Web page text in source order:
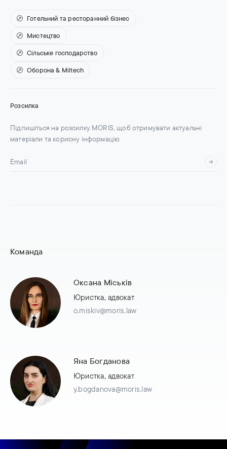
Готельний та ресторанний бізнес
Мистецтво
Сільське господарство
Оборона & Miltech
Розсилка
Підпишіться на розсилку MORIS, щоб отримувати актуальні
матеріали та корисну інформацію
Команда
Оксана Міськів
Юристка, адвокат
o.miskiv@moris.law
Яна Богданова
Юристка, адвокат
y.bogdanova@moris.law